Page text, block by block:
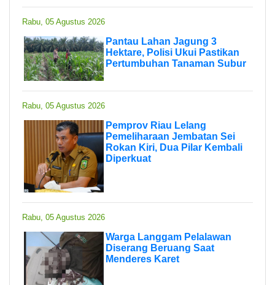
Rabu, 05 Agustus 2026
Pantau Lahan Jagung 3
Hektare, Polisi Ukui Pastikan
Pertumbuhan Tanaman Subur
Rabu, 05 Agustus 2026
Pemprov Riau Lelang
Pemeliharaan Jembatan Sei
Rokan Kiri, Dua Pilar Kembali
Diperkuat
Rabu, 05 Agustus 2026
Warga Langgam Pelalawan
Diserang Beruang Saat
Menderes Karet